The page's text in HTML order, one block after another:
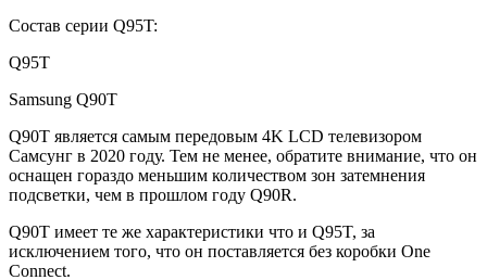
Состав серии Q95T:
Q95T
Samsung Q90T
Q90T является самым передовым 4K LCD телевизором
Самсунг в 2020 году. Тем не менее, обратите внимание, что он
оснащен гораздо меньшим количеством зон затемнения
подсветки, чем в прошлом году Q90R.
Q90T имеет те же характеристики что и Q95T, за
исключением того, что он поставляется без коробки One
Connect.